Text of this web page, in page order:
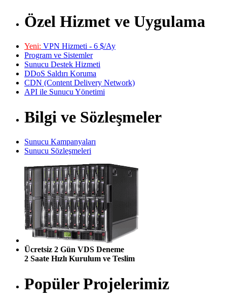
Özel Hizmet ve Uygulama
Yeni: VPN Hizmeti - 6 $/Ay
Program ve Sistemler
Sunucu Destek Hizmeti
DDoS Saldırı Koruma
CDN (Content Delivery Network)
API ile Sunucu Yönetimi
Bilgi ve Sözleşmeler
Sunucu Kampanyaları
Sunucu Sözleşmeleri
Ücretsiz 2 Gün VDS Deneme
2 Saate Hızlı Kurulum ve Teslim
Popüler Projelerimiz